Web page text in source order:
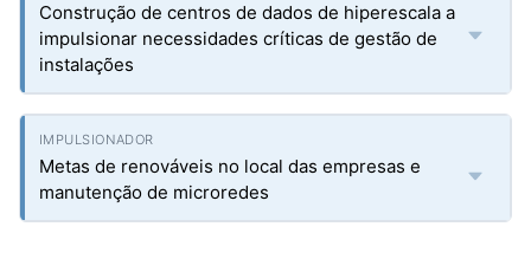
Construção de centros de dados de hiperescala a
impulsionar necessidades críticas de gestão de
instalações
Metas de renováveis no local das empresas e
manutenção de microredes